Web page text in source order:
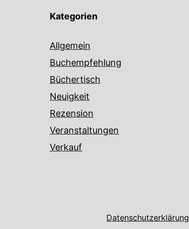
Kategorien
Allgemein
Buchempfehlung
Büchertisch
Neuigkeit
Rezension
Veranstaltungen
Verkauf
Datenschutzerklärung